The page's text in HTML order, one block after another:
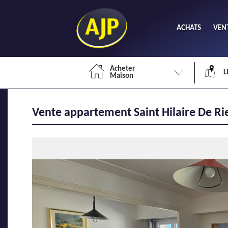
ACHATS
Acheter
Maison
Vente appartement Saint Hilaire De